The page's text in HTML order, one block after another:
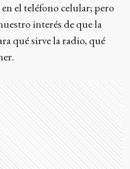
el teléfono celular; pero
interés de que la
qué sirve la radio, qué